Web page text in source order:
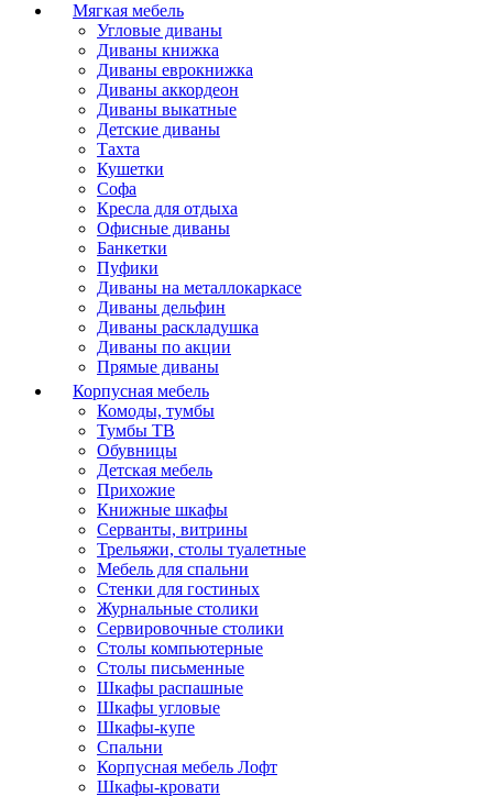
Мягкая мебель
Угловые диваны
Диваны книжка
Диваны еврокнижка
Диваны аккордеон
Диваны выкатные
Детские диваны
Тахта
Кушетки
Софа
Кресла для отдыха
Офисные диваны
Банкетки
Пуфики
Диваны на металлокаркасе
Диваны дельфин
Диваны раскладушка
Диваны по акции
Прямые диваны
Корпусная мебель
Комоды, тумбы
Тумбы ТВ
Обувницы
Детская мебель
Прихожие
Книжные шкафы
Серванты, витрины
Трельяжи, столы туалетные
Мебель для спальни
Стенки для гостиных
Журнальные столики
Сервировочные столики
Столы компьютерные
Столы письменные
Шкафы распашные
Шкафы угловые
Шкафы-купе
Спальни
Корпусная мебель Лофт
Шкафы-кровати